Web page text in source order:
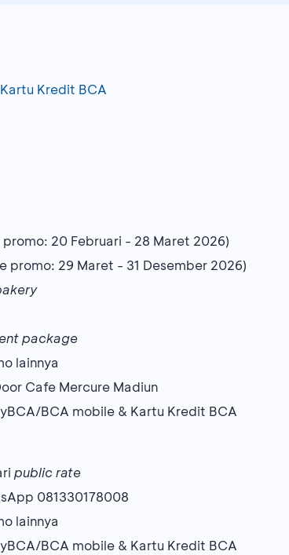
Kartu Kredit BCA
20 Februari - 28 Maret 2026)
promo: 29 Maret - 31 Desember 2026)
package
lainnya
Cafe Mercure Madiun
BCA mobile & Kartu Kredit BCA
public rate
081330178008
lainnya
BCA mobile & Kartu Kredit BCA